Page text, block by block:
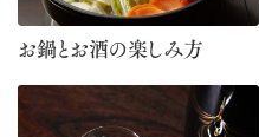
お鍋とお酒の楽しみ方